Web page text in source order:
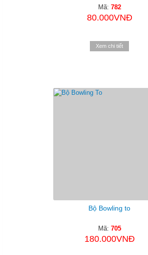
Mã: 782
80.000VNĐ
Xem chi tiết
Bộ Bowling to
Mã: 705
180.000VNĐ